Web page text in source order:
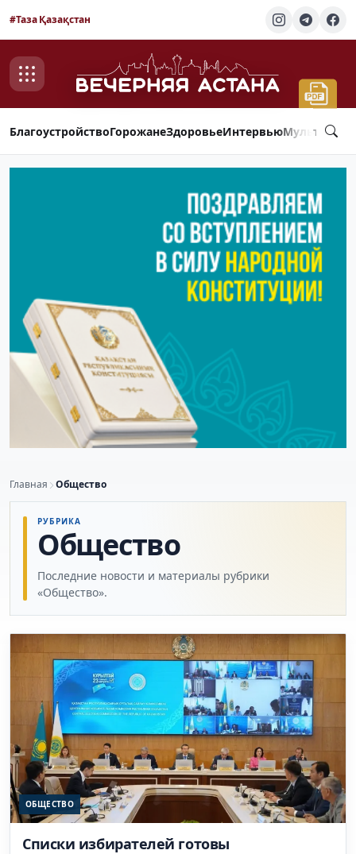
#Таза Қазақстан
БлагоустройствоГорожанеЗдоровьеИнтервью
Главная Общество
РУБРИКА
Общество
Последние новости и материалы рубрики
«Общество».
ОБЩЕСТВО
Списки избирателей готовы